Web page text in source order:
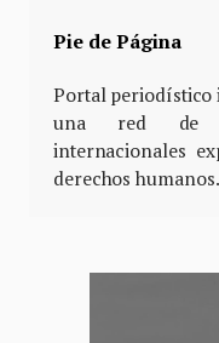
Pie de Página
Portal periodístico
una red de
internacionales
derechos humanos.